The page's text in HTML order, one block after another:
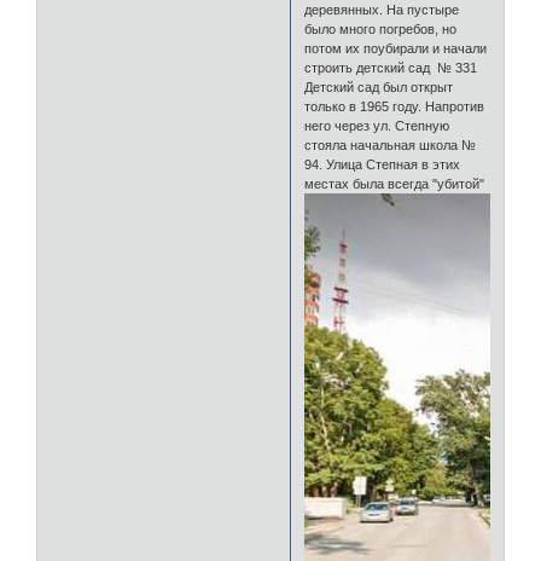
деревянных. На пустыре
было много погребов, но
потом их поубирали и начали
строить детский сад № 331
Детский сад был открыт
только в 1965 году. Напротив
него через ул. Степную
стояла начальная школа №
94. Улица Степная в этих
местах была всегда "убитой"